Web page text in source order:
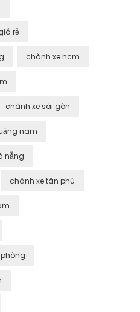
rẻ
chành xe hcm
chành xe sài gòn
nam
nẵng
chành xe tân phú